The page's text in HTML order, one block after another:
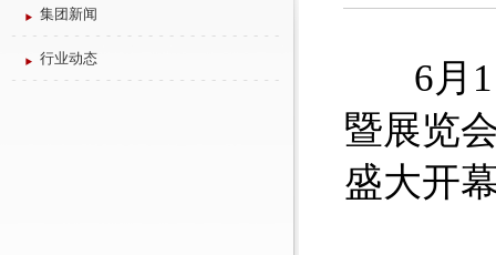
集团新闻
行业动态
6月11
暨展览
盛大开